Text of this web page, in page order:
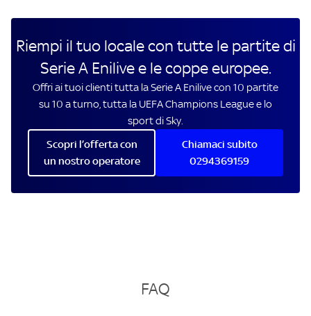
Riempi il tuo locale con tutte le partite di
Serie A Enilive e le coppe europee.
Offri ai tuoi clienti tutta la Serie A Enilive con 10 partite
su 10 a turno, tutta la UEFA Champions League e lo
sport di Sky.
Scopri l’offerta con
un nostro operatore
Chiamaci subito
0294369159
FAQ